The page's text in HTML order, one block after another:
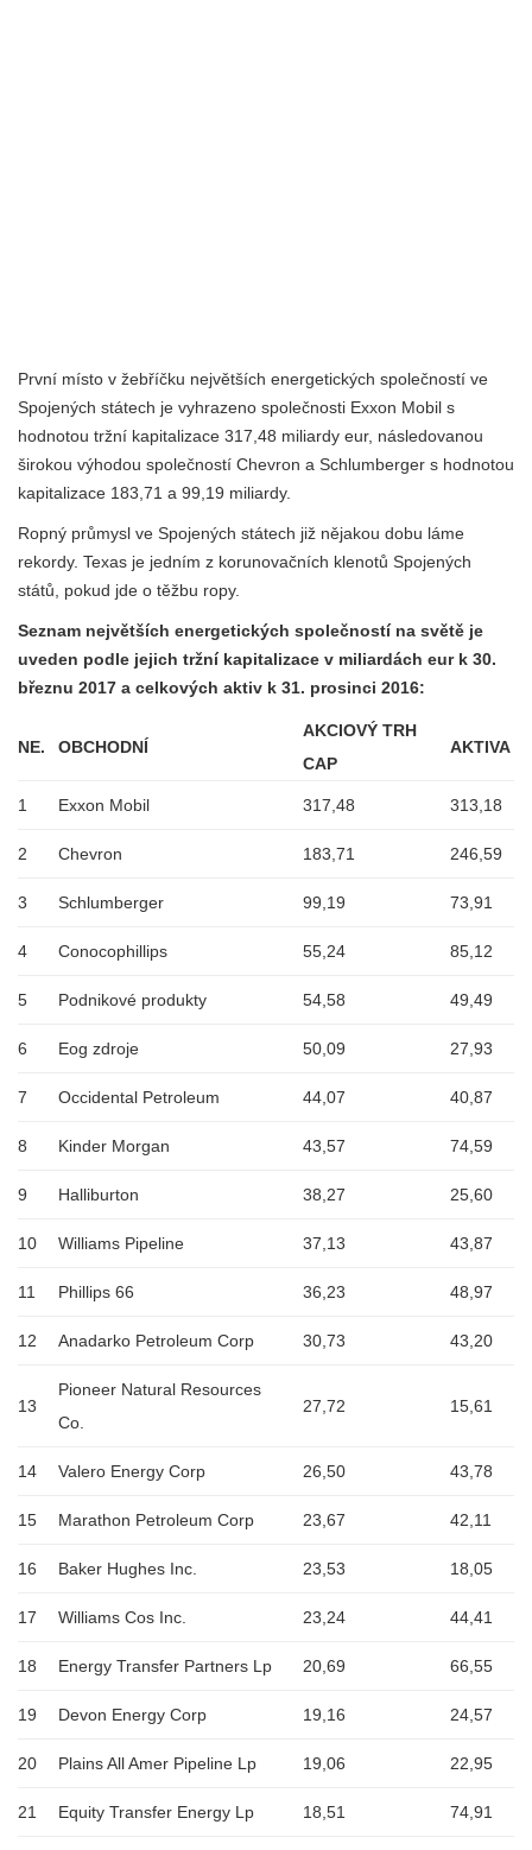
První místo v žebříčku největších energetických společností ve
Spojených státech je vyhrazeno společnosti Exxon Mobil s
hodnotou tržní kapitalizace 317,48 miliardy eur, následovanou
širokou výhodou společností Chevron a Schlumberger s hodnotou
kapitalizace 183,71 a 99,19 miliardy.
Ropný průmysl ve Spojených státech již nějakou dobu láme
rekordy. Texas je jedním z korunovačních klenotů Spojených
států, pokud jde o těžbu ropy.
Seznam největších energetických společností na světě je
uveden podle jejich tržní kapitalizace v miliardách eur k 30.
březnu 2017 a celkových aktiv k 31. prosinci 2016:
NE. OBCHODNÍ
AKCIOVÝ TRH
CAP
AKTIVA
1 Exxon Mobil 317,48 313,18
2 Chevron 183,71 246,59
3 Schlumberger 99,19 73,91
4 Conocophillips 55,24 85,12
5 Podnikové produkty 54,58 49,49
6 Eog zdroje 50,09 27,93
7 Occidental Petroleum 44,07 40,87
8 Kinder Morgan 43,57 74,59
9 Halliburton 38,27 25,60
10 Williams Pipeline 37,13 43,87
11 Phillips 66 36,23 48,97
12 Anadarko Petroleum Corp 30,73 43,20
13
Pioneer Natural Resources
Co.
27,72 15,61
14 Valero Energy Corp 26,50 43,78
15 Marathon Petroleum Corp 23,67 42,11
16 Baker Hughes Inc. 23,53 18,05
17 Williams Cos Inc. 23,24 44,41
18 Energy Transfer Partners Lp 20,69 66,55
19 Devon Energy Corp 19,16 24,57
20 Plains All Amer Pipeline Lp 19,06 22,95
21 Equity Transfer Energy Lp 18,51 74,91